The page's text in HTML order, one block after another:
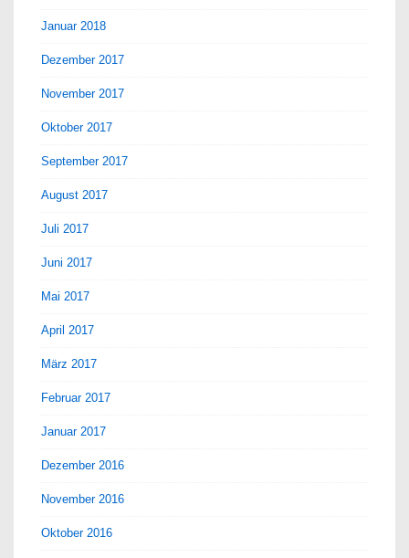
Januar 2018
Dezember 2017
November 2017
Oktober 2017
September 2017
August 2017
Juli 2017
Juni 2017
Mai 2017
April 2017
März 2017
Februar 2017
Januar 2017
Dezember 2016
November 2016
Oktober 2016